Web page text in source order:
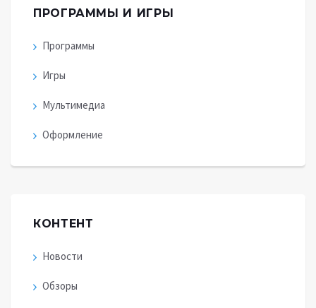
ПРОГРАММЫ И ИГРЫ
Программы
Игры
Мультимедиа
Оформление
КОНТЕНТ
Новости
Обзоры